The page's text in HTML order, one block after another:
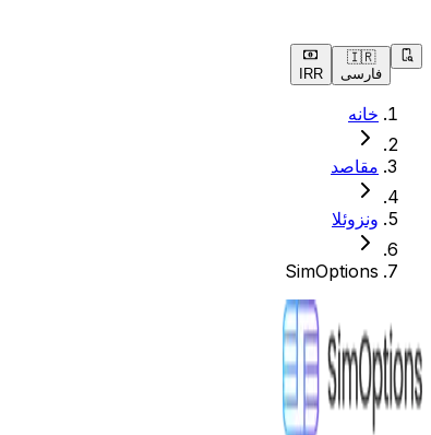
🇮🇷
فارسی
IRR
خانه
مقاصد
ونزوئلا
SimOptions